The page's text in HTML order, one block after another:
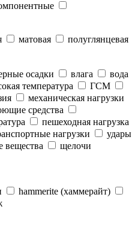
матовая
полуглянцевая
осадки влага
вода
температура
ГСМ
механическая нагрузки
средства
пешеходная нагрузка
нагрузки
удары
вещества
щелочи
hammerite (хаммерайт)